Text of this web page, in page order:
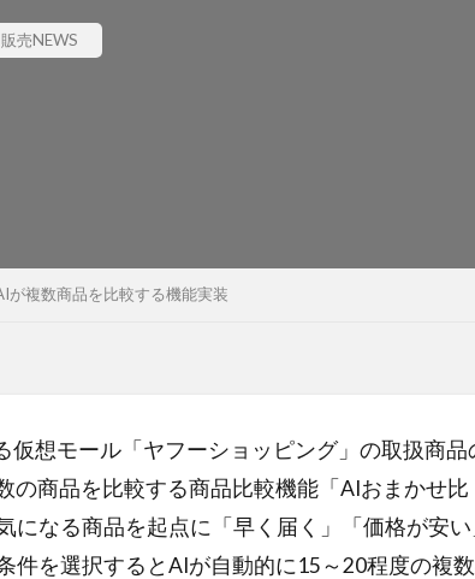
売NEWS
が複数商品を比較する機能実装
想モール「ヤフーショッピング」の取扱商品
の商品を比較する商品比較機能「AIおまかせ比
なる商品を起点に「早く届く」「価格が安い
件を選択するとAIが自動的に15～20程度の複